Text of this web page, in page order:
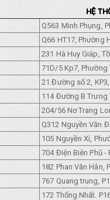
HỆ
Q563 Minh Phụng,
Q66 HT17, Phường
231 Hà Huy Giáp,
71D/5 Kp7, Phường
21 Đường số 2,
114 Đường B Trưng
204/56 Nơ Trang
Q312 Nguyền Văn
105 Nguyền Xí,
704 Điện Biên Phũ -
182 Phan Văn Hân,
767 Quang trung,
172 Thống Nhất.